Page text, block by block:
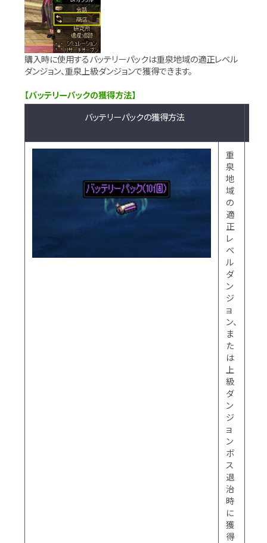
購入時に使用するバッテリーパックは重泉地域の適正レベル
ダンジョン、重泉上級ダンジョンで獲得できます。
【バッテリーパックの獲得方法】
バッテリーパックの獲得方法
重
泉
地
域
の
適
正
レ
ベ
ル
ダ
ン
ジ
ョ
ン、
ま
た
は
上
級
ダ
ン
ジ
ョ
ン
ボ
ス
退
治
時
に
獲
得